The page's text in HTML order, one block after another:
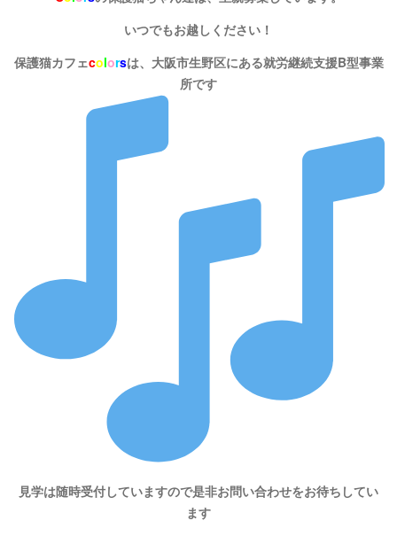
いつでもお越しください！
保護猫カフェcolorsは、大阪市生野区にある就労継続支援B型事業
所です
見学は随時受付していますので是非お問い合わせをお待ちしてい
ます